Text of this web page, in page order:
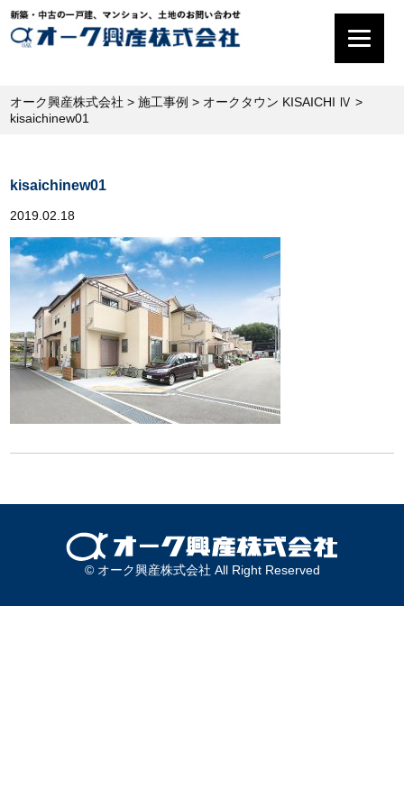
オーク興産株式会社 >施工事例 > オークタウン KISAICHI Ⅳ >
kisaichinew01
kisaichinew01
2019.02.18
© オーク興産株式会社 All Right Reserved